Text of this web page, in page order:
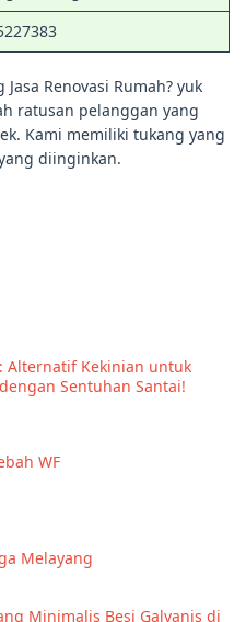
Renovasi Rumah? yuk
ratusan pelanggan yang
Kami memiliki tukang yang
diinginkan.
Alternatif Kekinian untuk
Sentuhan Santai!
WF
Melayang
Minimalis Besi Galvanis di